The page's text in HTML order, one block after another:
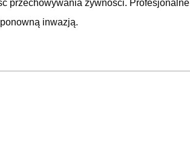
przechowywania żywności. Profesjonalne
inwazją.